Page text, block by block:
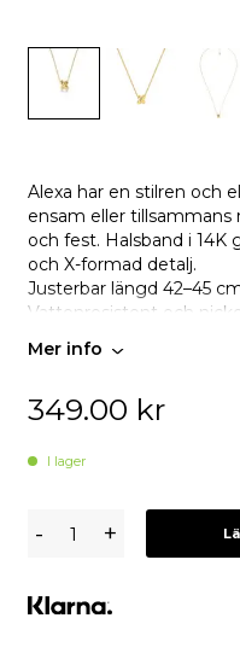
Alexa har en stilren och
ensam eller tillsammans
och fest. Halsband i
och X-formad detalj.
Justerbar längd 42–45
Vattenresistent och
Mer info
349.00 kr
I lager
Alexa
S
-
- +